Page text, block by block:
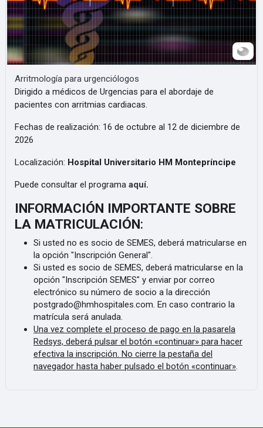
Arritmología para urgenciólogos
Dirigido a médicos de Urgencias para el abordaje de
pacientes con arritmias cardiacas.
Fechas de realización: 16 de octubre al 12 de diciembre de
2026
Localización: Hospital Universitario HM Montepríncipe
Puede consultar el programa aquí.
INFORMACIÓN IMPORTANTE SOBRE
LA MATRICULACIÓN:
Si usted no es socio de SEMES, deberá matricularse en
la opción "Inscripción General".
Si usted es socio de SEMES, deberá matricularse en la
opción "Inscripción SEMES" y enviar por correo
electrónico su número de socio a la dirección
postgrado@hmhospitales.com. En caso contrario la
matrícula será anulada.
Una vez complete el proceso de pago en la pasarela
Redsys, deberá pulsar el botón «continuar» para hacer
efectiva la inscripción. No cierre la pestaña del
navegador hasta haber pulsado el botón «continuar».